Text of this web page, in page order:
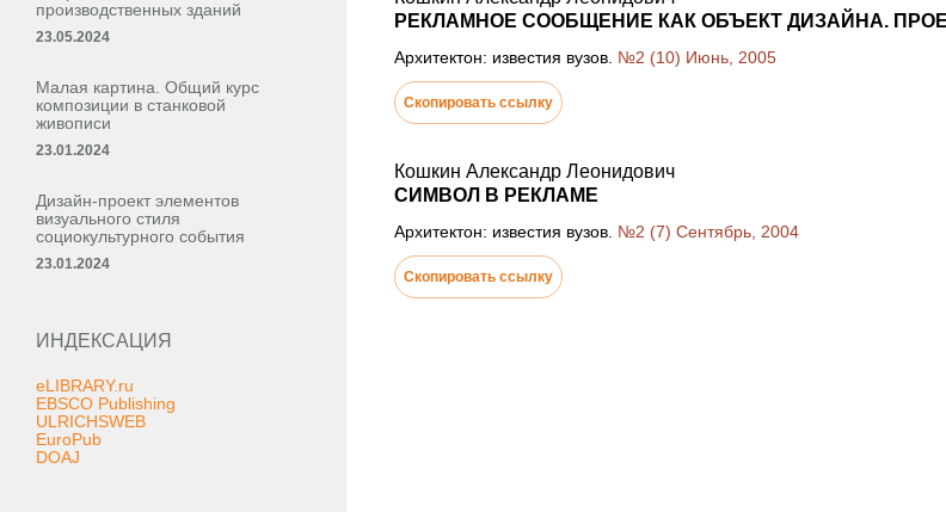
производственных зданий
23.05.2024
Малая картина. Общий курс
композиции в станковой
живописи
23.01.2024
Дизайн-проект элементов
визуального стиля
социокультурного события
23.01.2024
ИНДЕКСАЦИЯ
eLIBRARY.ru
EBSCO Publishing
ULRICHSWEB
EuroPub
DOAJ
РЕКЛАМНОЕ СООБЩЕНИЕ КАК ОБЪЕКТ ДИЗАЙНА.
Архитектон: известия вузов. №2 (10) Июнь, 2005
Скопировать ссылку
Кошкин Александр Леонидович
СИМВОЛ В РЕКЛАМЕ
Архитектон: известия вузов. №2 (7) Сентябрь, 2004
Скопировать ссылку